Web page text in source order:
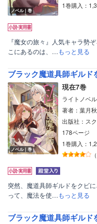
ノベル｜巻
1巻購入：
『魔女の旅々』人気キャラ勢
こにあるのは、…もっと見る
ノベル｜巻
現在7巻
ライトノベル
著者：葉月
出版社：ス
178ページ
1巻購入：
（
突然、魔道具師ギルドをクビ
って、魔法を使…もっと見る